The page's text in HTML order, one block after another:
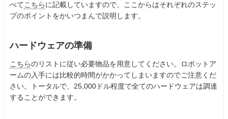
べてこちらに記載していますので、ここからはそれぞれのステッ
プのポイントをかいつまんで説明します。
ハードウェアの準備
こちらのリストに従い必要物品を用意してください。ロボットア
ームの入手には比較的時間がかかってしまいますのでご注意くだ
さい。トータルで、25,000ドル程度で全てのハードウェアは調達
することができます。